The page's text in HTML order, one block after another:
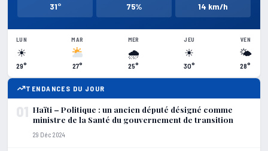
31° 75% 14 km/h
LUN
☀
29°
MAR
27°
MER
🌧
25°
JEU
☀
30°
VEN
🌤
28°
TENDANCES DU JOUR
01 Haïti – Politique : un ancien député désigné comme
ministre de la Santé du gouvernement de transition
29 Déc 2024